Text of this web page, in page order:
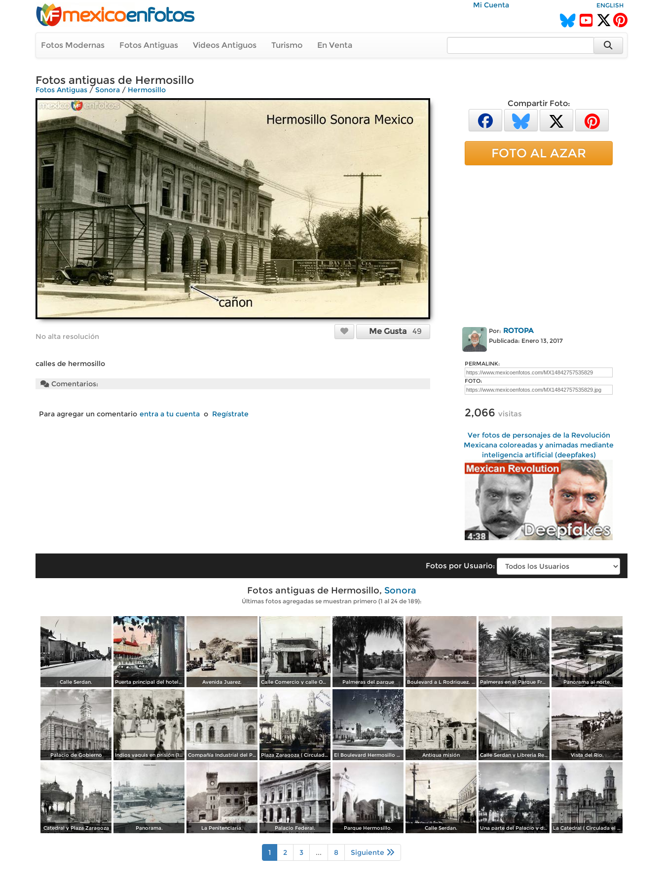
Mi Cuenta ENGLISH
Fotos Modernas Fotos Antiguas Videos Antiguos Turismo En Venta
Fotos antiguas de Hermosillo
Fotos Antiguas / Sonora / Hermosillo
No alta resolución
Me Gusta 49
calles de hermosillo
Comentarios:
Para agregar un comentario entra a tu cuenta o Regístrate
Compartir Foto:
FOTO AL AZAR
Por: ROTOPA
Publicada: Enero 13, 2017
PERMALINK:
FOTO:
2,066 visitas
Ver fotos de personajes de la Revolución
Mexicana coloreadas y animadas mediante
inteligencia artificial (deepfakes)
Fotos por Usuario:
Fotos antiguas de Hermosillo, Sonora
Últimas fotos agregadas se muestran primero (1 al 24 de 189):
Calle Serdan. Puerta principal del hotel Ramos. ( Circulada el 29 de Enero de 1942 ). Avenida Juarez. Calle Comercio y calle Obregon. Palmeras del parque Boulevard a L Rodriguez. ( Circulada el 7 de Agosto de 1961 ). Palmeras en el Parque Francisco I Madero. Panorama al norte.
Palacio de Gobierno Indios yaquis en prisión (1908) Compañía Industrial del Pacífico (1908) Plaza Zaragoza ( Circulada el 27 de Enero de 1913 ). El Boulevard Hermosillo Sonora. Antigua misión Calle Serdan y Libreria Renacimiento. Vista del Rio.
Catedral y Plaza Zaragoza Panorama. La Penitenciaria. Palacio Federal. Parque Hermosillo. Calle Serdan. Una parte del Palacio y de la Plaza ( Circulada el 9 de Enero de 1911 ). La Catedral ( Circulada el 9 de Enero de 1911 ).
1 2 3 ... 8 Siguiente